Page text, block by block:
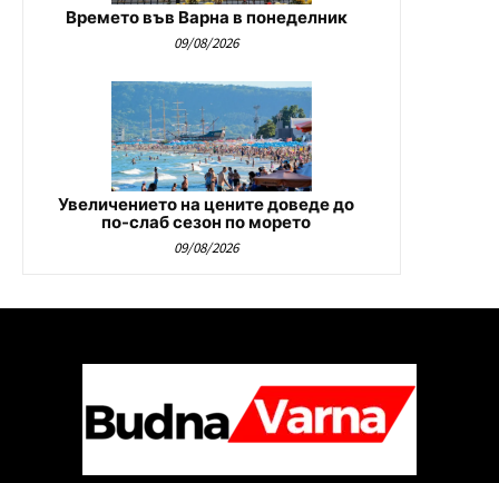
Времето във Варна в понеделник
09/08/2026
Увеличението на цените доведе до
по-слаб сезон по морето
09/08/2026